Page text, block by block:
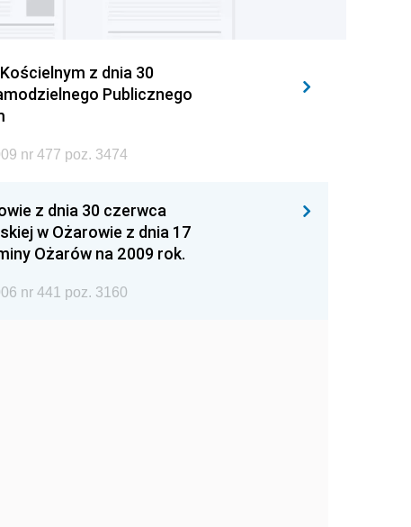
z dnia 30
Publicznego
nr 477 poz. 3474
z dnia 30 czerwca
w Ożarowie z dnia 17
Ożarów na 2009 rok.
nr 441 poz. 3160